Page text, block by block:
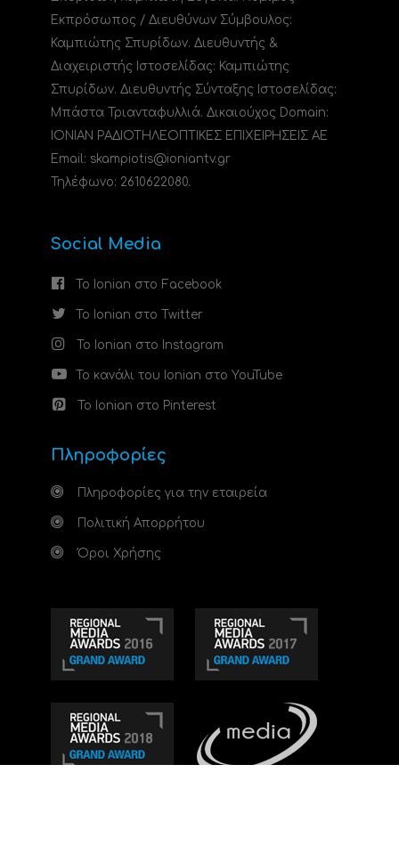
Εκπρόσωπος / Διευθύνων Σύμβουλος:
Καμπιώτης Σπυρίδων. Διευθυντής &
Διαχειριστής Ιστοσελίδας: Καμπιώτης
Σπυρίδων. Διευθυντής Σύνταξης Ιστοσελίδας:
Μπάστα Τριανταφυλλιά. Δικαιούχος Domain:
ΙΟΝΙΑΝ ΡΑΔΙΟΤΗΛΕΟΠΤΙΚΕΣ ΕΠΙΧΕΙΡΗΣΕΙΣ ΑΕ
Email: skampiotis@ioniantv.gr
Τηλέφωνο: 2610622080.
Social Media
Το Ionian στο Facebook
Το Ionian στο Twitter
Το Ionian στο Instagram
Το κανάλι του Ionian στο YouTube
Το Ionian στο Pinterest
Πληροφορίες
Πληροφορίες για την εταιρεία
Πολιτική Απορρήτου
Όροι Χρήσης